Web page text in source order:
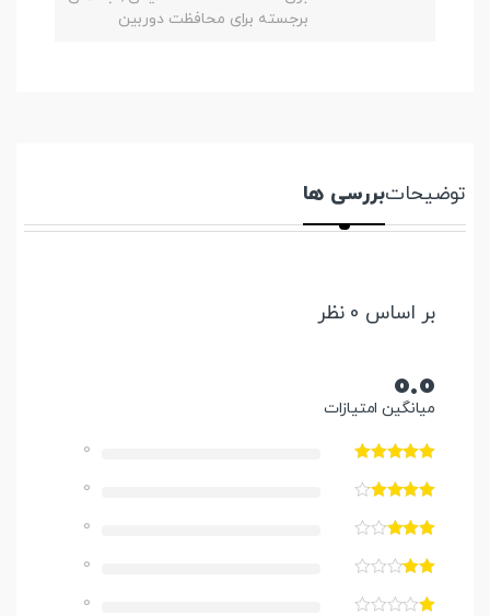
برجسته برای محافظت دوربین
توضیحاتبررسی ها
بر اساس 0 نظر
0.0
میانگین امتیازات
0
0
0
0
0